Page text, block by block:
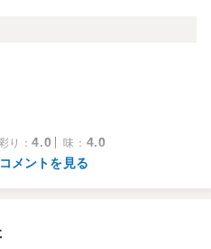
り ：4.0 味 ： 4.0
メントを見る